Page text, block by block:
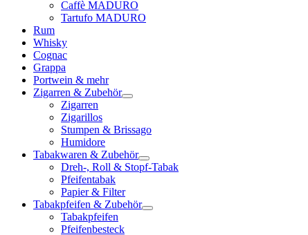
Caffè MADURO
Tartufo MADURO
Rum
Whisky
Cognac
Grappa
Portwein & mehr
Zigarren & Zubehör
Zigarren
Zigarillos
Stumpen & Brissago
Humidore
Tabakwaren & Zubehör
Dreh-, Roll & Stopf-Tabak
Pfeifentabak
Papier & Filter
Tabakpfeifen & Zubehör
Tabakpfeifen
Pfeifenbesteck